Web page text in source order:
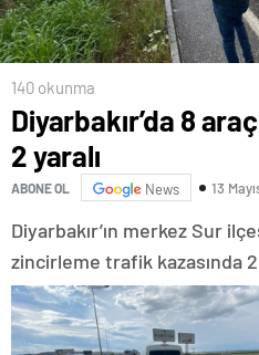
140 okunma
Diyarbakır’da 8
2 yaralı
ABONE OL News 13
Diyarbakır’ın merkez Sur
zincirleme trafik kazasında 2